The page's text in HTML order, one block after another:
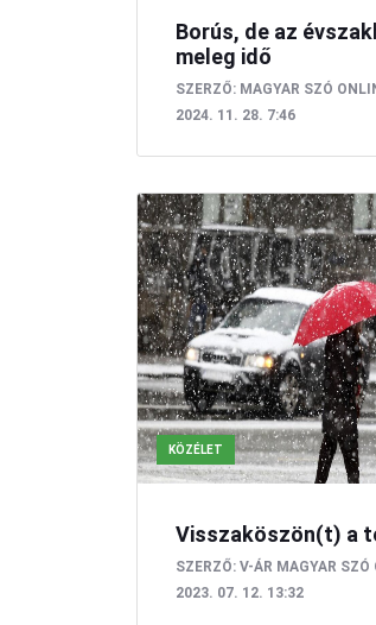
Borús, de az
meleg idő
SZERZŐ: MAGYAR SZÓ
2024. 11. 28. 7:46
KÖZÉLET
Visszaköszön(t) a
SZERZŐ: V-ÁR MAGYAR SZÓ
2023. 07. 12. 13:32